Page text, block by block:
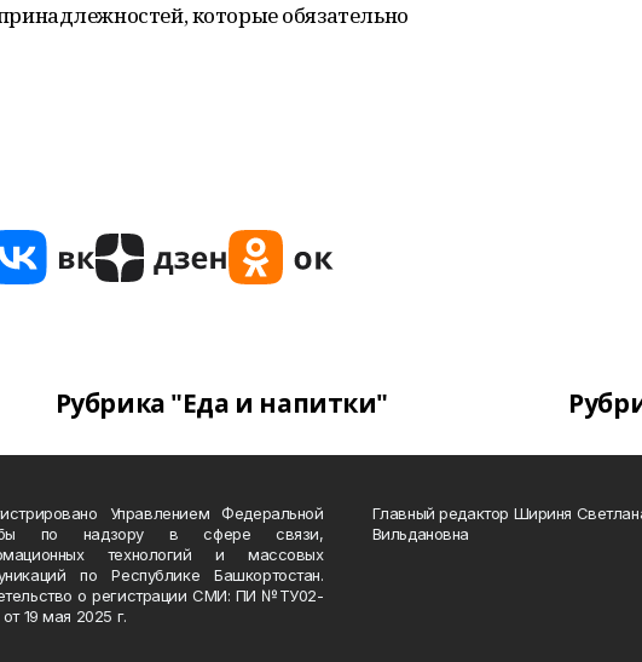
которые обязательно
Рубрика "Еда и напитки"
Управлением Федеральной
по надзору в сфере связи,
технологий и массовых
по Республике Башкортостан.
о регистрации СМИ: ПИ №ТУ02-
19 мая 2025 г.
Главный редактор Шириня
Вильдановна